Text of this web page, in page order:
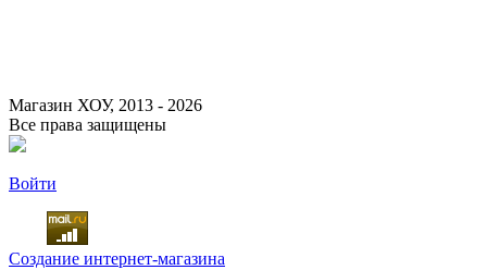
Магазин ХОУ, 2013 - 2026
Все права защищены
Войти
Создание интернет-магазина